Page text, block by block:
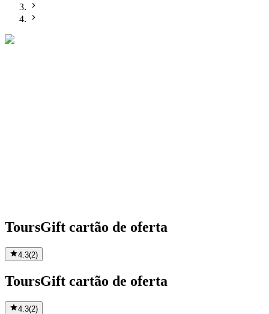
ToursGift cartão de oferta
4.3(2)
ToursGift cartão de oferta
4.3(2)